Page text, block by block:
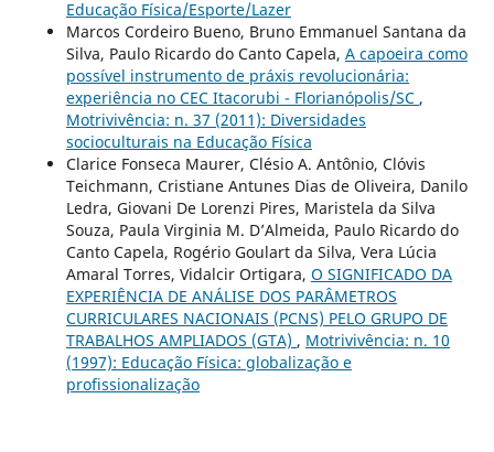
Educação Física/Esporte/Lazer
Marcos Cordeiro Bueno, Bruno Emmanuel Santana da
Silva, Paulo Ricardo do Canto Capela, A capoeira como
possível instrumento de práxis revolucionária:
experiência no CEC Itacorubi - Florianópolis/SC ,
Motrivivência: n. 37 (2011): Diversidades
socioculturais na Educação Física
Clarice Fonseca Maurer, Clésio A. Antônio, Clóvis
Teichmann, Cristiane Antunes Dias de Oliveira, Danilo
Ledra, Giovani De Lorenzi Pires, Maristela da Silva
Souza, Paula Virginia M. D’Almeida, Paulo Ricardo do
Canto Capela, Rogério Goulart da Silva, Vera Lúcia
Amaral Torres, Vidalcir Ortigara, O SIGNIFICADO DA
EXPERIÊNCIA DE ANÁLISE DOS PARÂMETROS
CURRICULARES NACIONAIS (PCNS) PELO GRUPO DE
TRABALHOS AMPLIADOS (GTA) , Motrivivência: n. 10
(1997): Educação Física: globalização e
profissionalização